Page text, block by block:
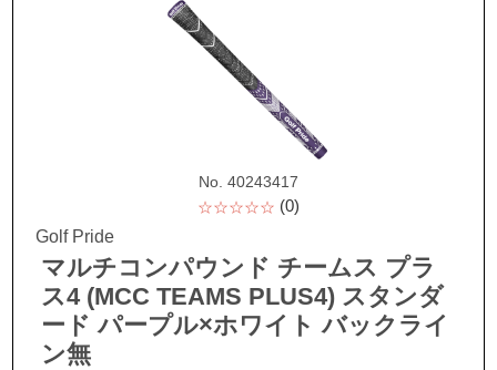
No. 40243417
☆☆☆☆☆ (0)
Golf Pride
マルチコンパウンド チームス プラ
ス4 (MCC TEAMS PLUS4) スタンダ
ード パープル×ホワイト バックライ
ン無